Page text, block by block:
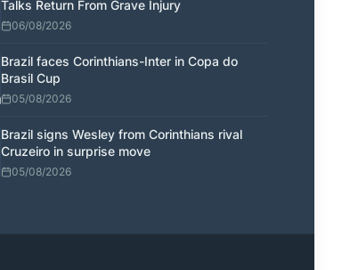
Talks Return From Grave Injury
06/08/2026
Brazil faces Corinthians-Inter in Copa do
Brasil Cup
05/08/2026
Brazil signs Wesley from Corinthians rival
Cruzeiro in surprise move
05/08/2026